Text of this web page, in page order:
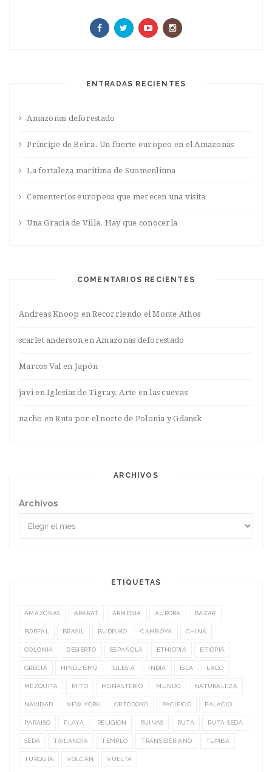
ENTRADAS RECIENTES
Amazonas deforestado
Príncipe de Beira. Un fuerte europeo en el Amazonas
La fortaleza marítima de Suomenlinna
Cementerios europeos que merecen una visita
Una Gracia de Villa. Hay que conocerla
COMENTARIOS RECIENTES
Andreas Knoop enRecorriendo el Monte Athos
scarlet anderson enAmazonas deforestado
Marcos Valen Japón
javienIglesias de Tigray. Arte en las cuevas
nacho enRuta por el norte de Polonia y Gdansk
ARCHIVOS
Archivos
ETIQUETAS
AMAZONAS ARARAT ARMENIA AURORA BAZAR
BOREAL BRASIL BUDISMO CAMBOYA CHINA
COLONIA DESIERTO ESPAÑOLA ETHIOPIA ETIOPIA
GRECIA HINDUISMO IGLESIA INDIA ISLA LAGO
MEZQUITA MITO MONASTERIO MUNDO NATURALEZA
NAVIDAD NEW YORK ORTODOXO PACIFICO PALACIO
PARAISO PLAYA RELIGIÓN RUINAS RUTA RUTA SEDA
SEDA TAILANDIA TEMPLO TRANSIBERIANO TUMBA
TURQUÍA VOLCÁN VUELTA